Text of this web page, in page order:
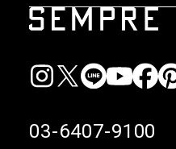
03-6407-9100